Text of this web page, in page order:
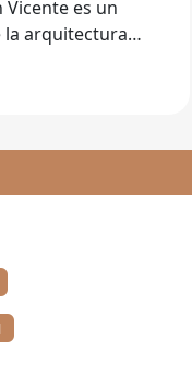
la arquitectura